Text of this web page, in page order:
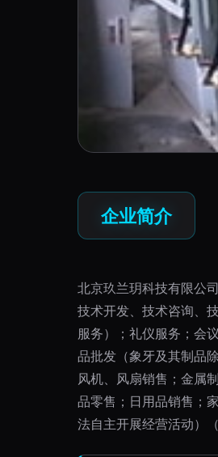
企业简介
北京玖兰玥科技有限公
技术开发、技术咨询、
服务）；礼仪服务；会
品批发（象牙及其制品
风机、风扇销售；金属
品零售；日用品销售；
法自主开展经营活动）